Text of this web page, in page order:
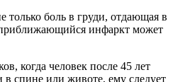
боль в груди, отдающая в
инфаркт может
когда человек после 45 лет
в спине или животе, ему следует